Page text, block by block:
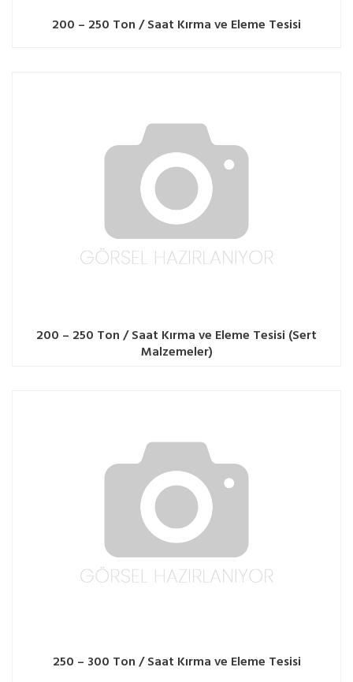
200 – 250 Ton / Saat Kırma ve Eleme Tesisi
200 – 250 Ton / Saat Kırma ve Eleme Tesisi (Sert
Malzemeler)
250 – 300 Ton / Saat Kırma ve Eleme Tesisi